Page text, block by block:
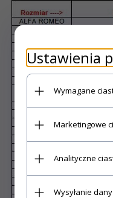
Ustawienia
Wymagane
Marketingowe
Analityczne
Wysyłanie